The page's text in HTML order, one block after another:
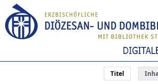
Titel